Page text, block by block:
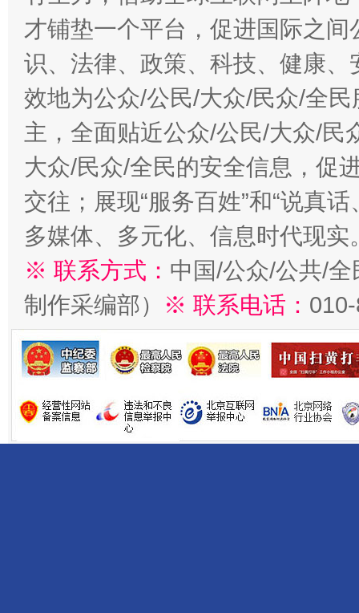
才铺垫一个平台，促进国际之
识、法律、政策、科技、健康
效地为公众/公民/大众/民众/全
主，全面贴近公众/公民/大众/民
大众/民众/全民的安全信息，促
交往；展现“服务百姓”和“说真
多媒体、多元化、信息时代现实
※ 联系方式： 中国/公众/公共/
制作采编部）
※ 联系电话：